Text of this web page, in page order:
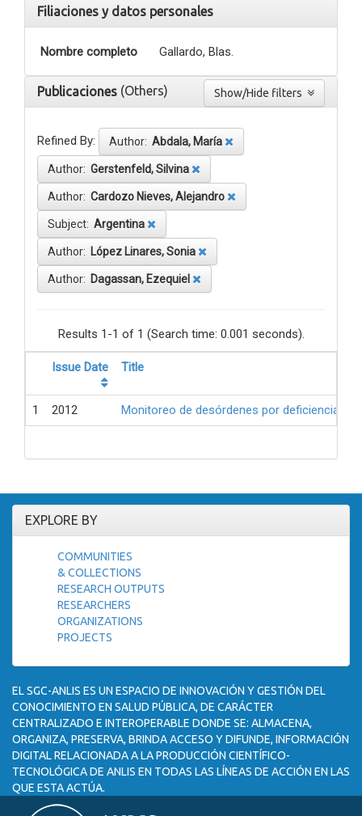
Filiaciones y datos personales
Nombre completo Gallardo, Blas.
Publicaciones (Others)
Refined By: Author: Abdala, María
Author: Gerstenfeld, Silvina
Author: Cardozo Nieves, Alejandro
Subject: Argentina
Author: López Linares, Sonia
Author: Dagassan, Ezequiel
Results 1-1 of 1 (Search time: 0.001 seconds).
Issue Date Title
1 2012 Monitoreo de desórdenes por deficiencia
EXPLORE BY
COMMUNITIES
& COLLECTIONS
RESEARCH OUTPUTS
RESEARCHERS
ORGANIZATIONS
PROJECTS
EL SGC-ANLIS ES UN ESPACIO DE INNOVACIÓN Y GESTIÓN DEL
CONOCIMIENTO EN SALUD PÚBLICA, DE CARÁCTER
CENTRALIZADO E INTEROPERABLE DONDE SE: ALMACENA,
ORGANIZA, PRESERVA, BRINDA ACCESO Y DIFUNDE, INFORMACIÓN
DIGITAL RELACIONADA A LA PRODUCCIÓN CIENTÍFICO-
TECNOLÓGICA DE ANLIS EN TODAS LAS LÍNEAS DE ACCIÓN EN LAS
QUE ESTA ACTÚA.